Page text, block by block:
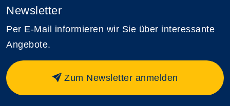
Newsletter
Per E-Mail informieren wir Sie über interessante
Angebote.
Zum Newsletter anmelden